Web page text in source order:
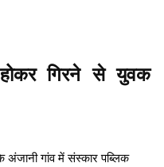
गिरने से युवक
अंजानी गांव में संस्कार पब्लिक